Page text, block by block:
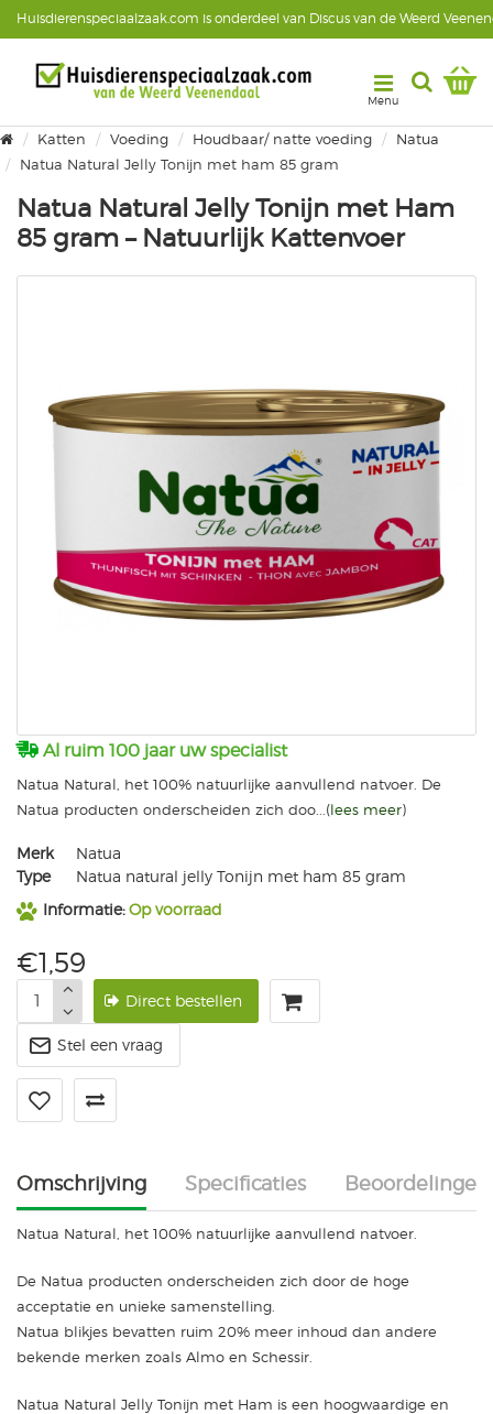
Huisdierenspeciaalzaak.com is onderdeel van Discus van de Weerd
Katten Voeding Houdbaar/ natte voeding
Natua
Natua Natural Jelly Tonijn met ham 85 gram
Natua Natural Jelly Tonijn met Ham
85 gram – Natuurlijk Kattenvoer
Al ruim 100 jaar uw specialist
Natua Natural, het 100% natuurlijke aanvullend natvoer. De
Natua producten onderscheiden zich doo...(lees meer)
Merk
Natua
Type
Natua natural jelly Tonijn met ham 85 gram
Informatie:Op voorraad
€1,59
Direct bestellen
Stel een vraag
Omschrijving Specificaties Beoordelingen
Natua Natural, het 100% natuurlijke aanvullend natvoer.
De Natua producten onderscheiden zich door de hoge
acceptatie en unieke samenstelling.
Natua blikjes bevatten ruim 20% meer inhoud dan andere
bekende merken zoals Almo en Schessir.
Natua Natural Jelly Tonijn met Ham is een hoogwaardige en